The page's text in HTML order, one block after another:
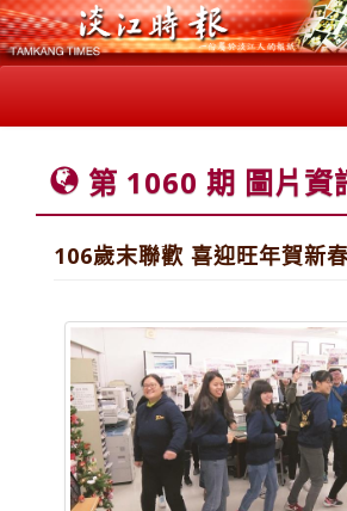
第 1060 期 圖片資
106歲末聯歡 喜迎旺年賀新